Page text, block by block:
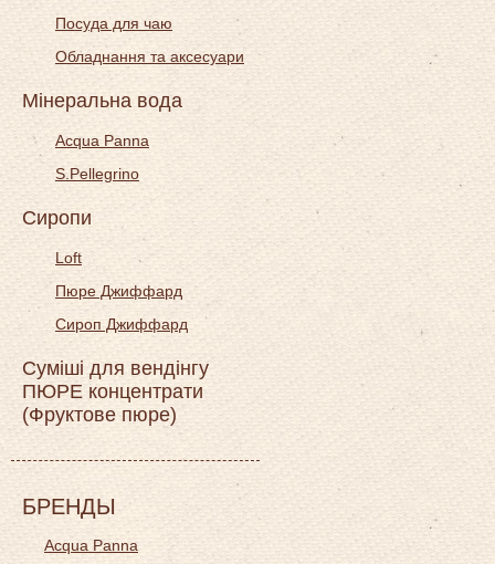
Посуда для чаю
Обладнання та аксесуари
Мінеральна вода
Acqua Panna
S.Pellegrino
Сиропи
Loft
Пюре Джиффард
Сироп Джиффард
Суміші для вендінгу
ПЮРЕ концентрати
(Фруктове пюре)
БРЕНДЫ
Acqua Panna